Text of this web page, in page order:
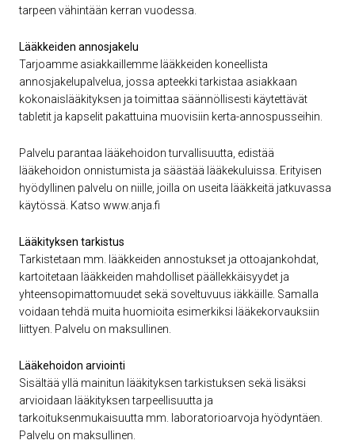
tarpeen vähintään kerran vuodessa.
Lääkkeiden annosjakelu
Tarjoamme asiakkaillemme lääkkeiden koneellista
annosjakelupalvelua, jossa apteekki tarkistaa asiakkaan
kokonaislääkityksen ja toimittaa säännöllisesti käytettävät
tabletit ja kapselit pakattuina muovisiin kerta-annospusseihin.
Palvelu parantaa lääkehoidon turvallisuutta, edistää
lääkehoidon onnistumista ja säästää lääkekuluissa. Erityisen
hyödyllinen palvelu on niille, joilla on useita lääkkeitä jatkuvassa
käytössä. Katso www.anja.fi
Lääkityksen tarkistus
Tarkistetaan mm. lääkkeiden annostukset ja ottoajankohdat,
kartoitetaan lääkkeiden mahdolliset päällekkäisyydet ja
yhteensopimattomuudet sekä soveltuvuus iäkkäille. Samalla
voidaan tehdä muita huomioita esimerkiksi lääkekorvauksiin
liittyen. Palvelu on maksullinen.
Lääkehoidon arviointi
Sisältää yllä mainitun lääkityksen tarkistuksen sekä lisäksi
arvioidaan lääkityksen tarpeellisuutta ja
tarkoituksenmukaisuutta mm. laboratorioarvoja hyödyntäen.
Palvelu on maksullinen.